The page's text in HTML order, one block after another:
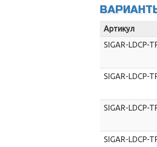
Артикул
SIGAR-LDCP-
SIGAR-LDCP-
SIGAR-LDCP-
SIGAR-LDCP-